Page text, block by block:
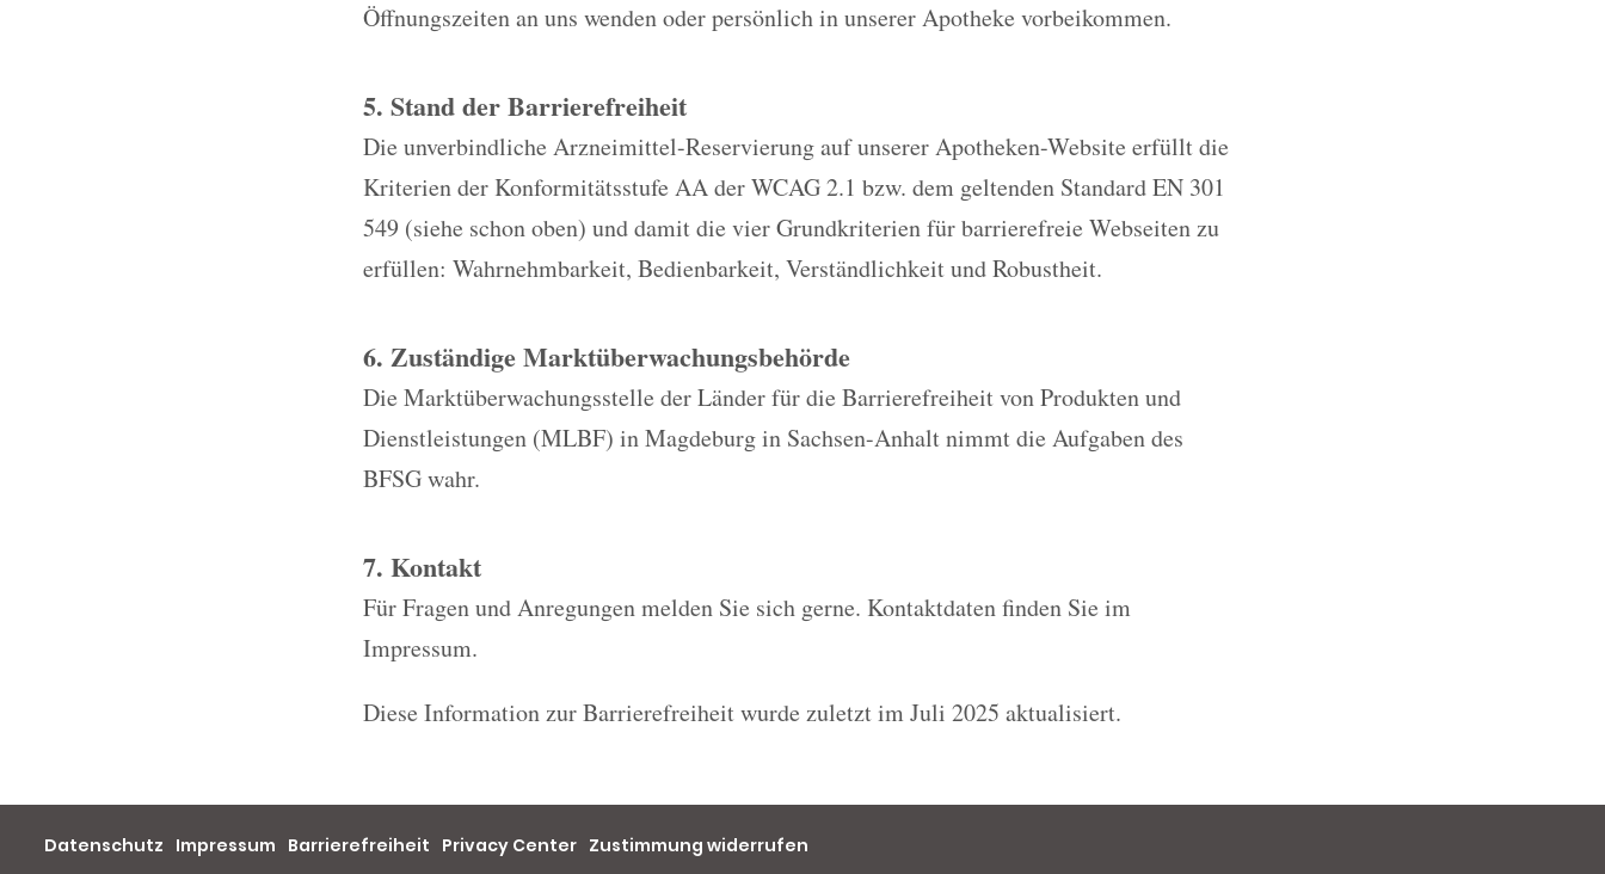
Öffnungszeiten an uns wenden oder persönlich in unserer Apotheke vorbeikommen.
5. Stand der Barrierefreiheit
Die unverbindliche Arzneimittel-Reservierung auf unserer Apotheken-Website erfüllt die
Kriterien der Konformitätsstufe AA der WCAG 2.1 bzw. dem geltenden Standard EN 301
549 (siehe schon oben) und damit die vier Grundkriterien für barrierefreie Webseiten zu
erfüllen: Wahrnehmbarkeit, Bedienbarkeit, Verständlichkeit und Robustheit.
6. Zuständige Marktüberwachungsbehörde
Die Marktüberwachungsstelle der Länder für die Barrierefreiheit von Produkten und
Dienstleistungen (MLBF) in Magdeburg in Sachsen-Anhalt nimmt die Aufgaben des
BFSG wahr.
7. Kontakt
Für Fragen und Anregungen melden Sie sich gerne. Kontaktdaten finden Sie im
Impressum.
Diese Information zur Barrierefreiheit wurde zuletzt im Juli 2025 aktualisiert.
Datenschutz Impressum Barrierefreiheit Privacy Center Zustimmung widerrufen